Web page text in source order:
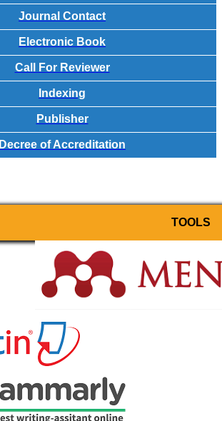
Journal Contact
Electronic Book
Call For Reviewer
Indexing
Publisher
Decree of Accreditation
TOOLS